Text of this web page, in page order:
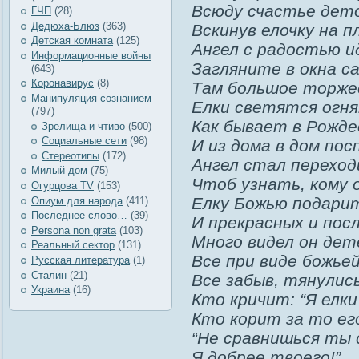
ГЧП (28)
Дедюха-Блюз (363)
Детская комната(125)
Информационные войны
(643)
Коронавирус (8)
Манипуляция сознанием
(797)
Зрелища и чтиво (500)
Социальные сети (98)
Стереотипы (172)
Милый дом (75)
Огурцова TV (153)
Опиум для народа (411)
Последнее слово… (39)
Рersona non grata (103)
Реальный сектор (131)
Русская литература (1)
Сталин (21)
Украина(16)
Всюду счастье
Вскинув елочку на
Ангел с радостью
Загляните в окна
Там большое
Елки светятся
Как бывает в
И из дома в дом
Ангел стал
Чтоб узнать, кому
Елку Божью
И прекрасных и
Много видел он
Все при виде
Все забыв,
Кто кричит: “Я
Кто корит за то
“Не сравнишься ты